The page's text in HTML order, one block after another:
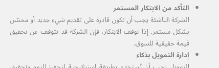
التأكد من الابتكار المستمر
الشركة الناشئة يجب أن تكون قادرة على تقديم شيء جديد أو محسّن
بشكل مستمر. إذا توقف الابتكار، فإن الشركة قد تتوقف عن تحقيق
قيمة حقيقية للسوق.
إدارة التمويل بذكاء